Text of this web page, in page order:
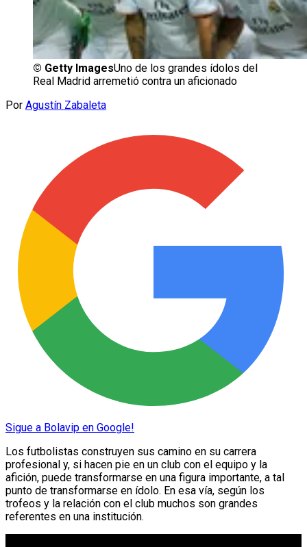
© Getty ImagesUno de los grandes ídolos del
Real Madrid arremetió contra un aficionado
Por Agustín Zabaleta
Sigue a Bolavip en Google!
Los futbolistas construyen sus camino en su carrera
profesional y, si hacen pie en un club con el equipo y la
afición, puede transformarse en una figura importante, a tal
punto de transformarse en ídolo. En esa vía, según los
trofeos y la relación con el club muchos son grandes
referentes en una institución.